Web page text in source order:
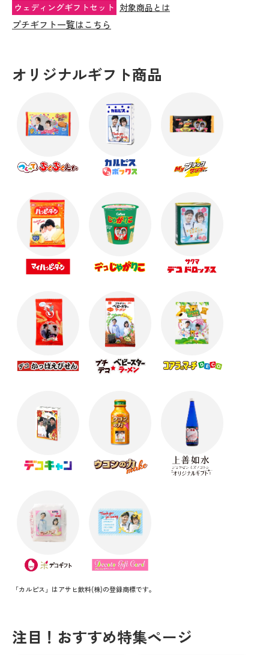
ウェディングギフトセット 対象商品とは
プチギフト一覧はこちら
オリジナルギフト商品
「カルピス」はアサヒ飲料(株)の登録商標です。
注目！おすすめ特集ページ